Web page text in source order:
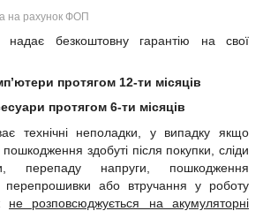
на рахунок ФОП
надає безкоштовну гарантію на свої
протягом 12-ти місяців
протягом 6-ти місяців
технічні неполадки, у випадку якщо
здобуті після покупки, сліди
перепаду напруги, пошкодження
перепрошивки або втручання у роботу
не розповсюджується на акумуляторні